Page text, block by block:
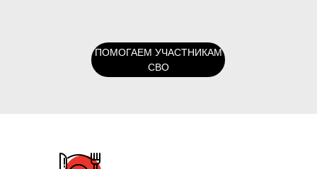
ПОМОГАЕМ УЧАСТНИКАМ
СВО